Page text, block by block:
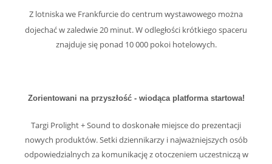
Z lotniska we Frankfurcie do centrum wystawowego można
dojechać w zaledwie 20 minut. W odległości krótkiego spaceru
znajduje się ponad 10 000 pokoi hotelowych.
Zorientowani na przyszłość - wiodąca platforma startowa!
Targi Prolight + Sound to doskonałe miejsce do prezentacji
nowych produktów. Setki dziennikarzy i najważniejszych osób
odpowiedzialnych za komunikację z otoczeniem uczestniczą w